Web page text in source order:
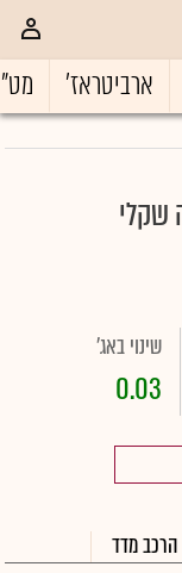
ארביטראז'
שינוי באג'
0.03
הרכב מדד